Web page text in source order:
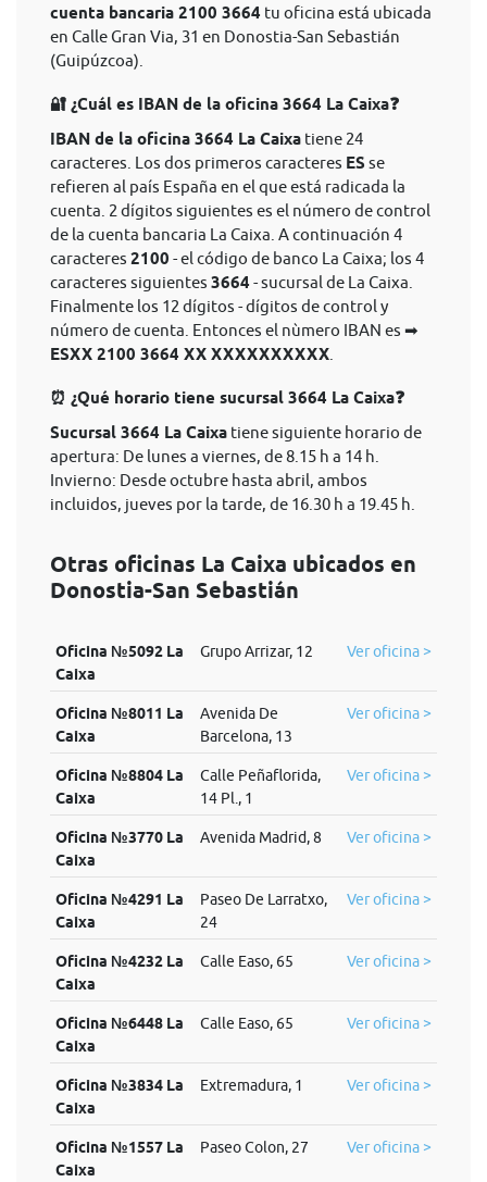
cuenta bancaria 2100 3664 tu oficina está ubicada
en Calle Gran Via, 31 en Donostia-San Sebastián
(Guipúzcoa).
🔐 ¿Cuál es IBAN de la oficina 3664 La Caixa❓
IBAN de la oficina 3664 La Caixa tiene 24
caracteres. Los dos primeros caracteres ES se
refieren al país España en el que está radicada la
cuenta. 2 dígitos siguientes es el número de control
de la cuenta bancaria La Caixa. A continuación 4
caracteres 2100 - el código de banco La Caixa; los 4
caracteres siguientes 3664 - sucursal de La Caixa.
Finalmente los 12 dígitos - dígitos de control y
número de cuenta. Entonces el nùmero IBAN es ➡
ESXX 2100 3664 XX XXXXXXXXXX
⏰ ¿Qué horario tiene sucursal 3664 La Caixa❓
Sucursal 3664 La Caixa tiene siguiente horario de
apertura: De lunes a viernes, de 8.15 h a 14 h.
Invierno: Desde octubre hasta abril, ambos
incluidos, jueves por la tarde, de 16.30 h a 19.45 h.
Otras oficinas La Caixa ubicados en
Donostia-San Sebastián
Oficina №5092 La
Caixa
Grupo Arrizar, 12 Ver oficina >
Oficina №8011 La
Caixa
Avenida De
Barcelona, 13
Ver oficina >
Oficina №8804 La
Caixa
Calle Peñaflorida,
14 Pl., 1
Ver oficina >
Oficina №3770 La
Caixa
Avenida Madrid, 8 Ver oficina >
Oficina №4291 La
Caixa
Paseo De Larratxo,
24
Ver oficina >
Oficina №4232 La
Caixa
Calle Easo, 65 Ver oficina >
Oficina №6448 La
Caixa
Calle Easo, 65 Ver oficina >
Oficina №3834 La
Caixa
Extremadura, 1 Ver oficina >
Oficina №1557 La
Caixa
Paseo Colon, 27 Ver oficina >